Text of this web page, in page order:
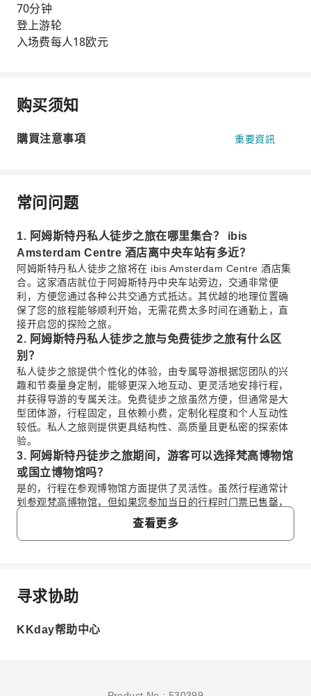
70分钟
登上游轮
入场费每人18欧元
购买须知
購買注意事項 重要資訊
常问问题
1. 阿姆斯特丹私人徒步之旅在哪里集合？ ibis
Amsterdam Centre 酒店离中央车站有多近？
阿姆斯特丹私人徒步之旅将在 ibis Amsterdam Centre 酒店集
合。这家酒店就位于阿姆斯特丹中央车站旁边，交通非常便
利，方便您通过各种公共交通方式抵达。其优越的地理位置确
保了您的旅程能够顺利开始，无需花费太多时间在通勤上，直
接开启您的探险之旅。
2. 阿姆斯特丹私人徒步之旅与免费徒步之旅有什么区
别？
私人徒步之旅提供个性化的体验，由专属导游根据您团队的兴
趣和节奏量身定制，能够更深入地互动、更灵活地安排行程，
并获得导游的专属关注。免费徒步之旅虽然方便，但通常是大
型团体游，行程固定，且依赖小费，定制化程度和个人互动性
较低。私人之旅则提供更具结构性、高质量且更私密的探索体
验。
3. 阿姆斯特丹徒步之旅期间，游客可以选择梵高博物馆
或国立博物馆吗？
是的，行程在参观博物馆方面提供了灵活性。虽然行程通常计
划参观梵高博物馆，但如果您参加当日的行程时门票已售罄，
则可以替换为国立博物馆。这样可以确保您仍有机会参观阿姆
斯特丹最重要的艺术机构之一，根据您的兴趣提供丰富的文化
体验。
Daehan Travel Agency 的韩语导游。这为说韩语的游客提供
了舒适且引人入胜的体验，确保在整个旅程中都能清晰沟通并
5. 阿姆斯特丹半日私人徒步之旅的时长是多少？包含运
的视角欣赏阿姆斯特丹标志性的水道和历史建筑，进行一次全
查看更多
常问问题
1. 阿姆斯特丹私人徒步之旅在哪里集合？ ibis
寻求协助
KKday帮助中心